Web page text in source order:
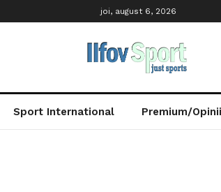
joi, august 6, 2026
Sport International Premium/Opinii